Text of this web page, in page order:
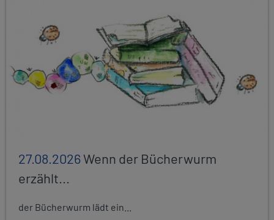
27.08.2026Wenn der Bücherwurm
erzählt...
der Bücherwurm lädt ein...